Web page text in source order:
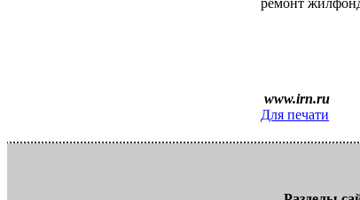
www.irn.ru
Для печати